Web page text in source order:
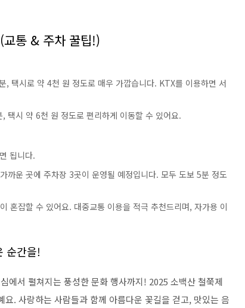
교통 & 주차 꿀팁!)
, 택시로 약 4천 원 정도로 매우 가깝습니다. KTX를 이용하면 서
택시 약 6천 원 정도로 편리하게 이동할 수 있어요.
됩니다.
까운 곳에 주차장 3곳이 운영될 예정입니다. 모두 도보 5분 정도
혼잡할 수 있어요. 대중교통 이용을 적극 추천드리며, 자가용 이
순간을!
에서 펼쳐지는 풍성한 문화 행사까지! 2025 소백산 철쭉제
. 사랑하는 사람들과 함께 아름다운 꽃길을 걷고, 맛있는 음